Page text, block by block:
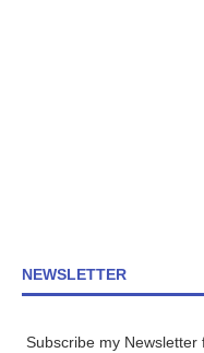
NEWSLETTER
Subscribe my